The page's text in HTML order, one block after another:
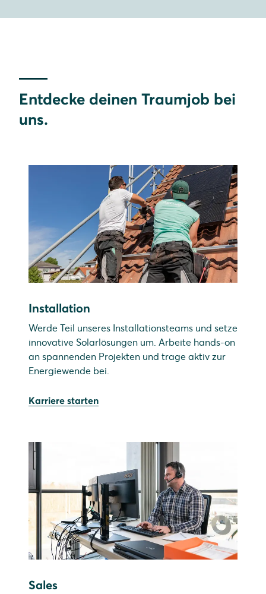
Entdecke deinen Traumjob bei
uns.
Installation
Werde Teil unseres Installationsteams und setze
innovative Solarlösungen um. Arbeite hands-on
an spannenden Projekten und trage aktiv zur
Energiewende bei.
Karriere starten
Sales